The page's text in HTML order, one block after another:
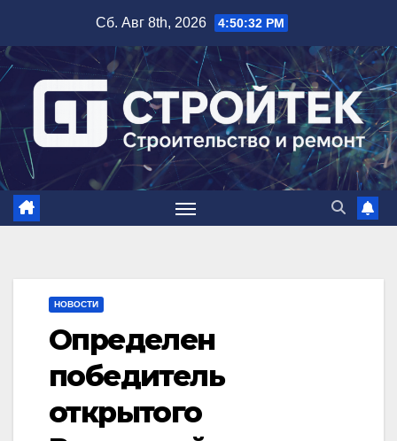
содержимому
Сб. Авг 8th, 2026 4:50:33 PM
НОВОСТИ
Определен
победитель
открытого